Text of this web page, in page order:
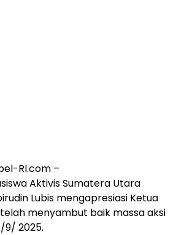
RI.com –
Aktivis Sumatera Utara
Lubis mengapresiasi Ketua
telah menyambut baik massa aksi
9/ 2025.